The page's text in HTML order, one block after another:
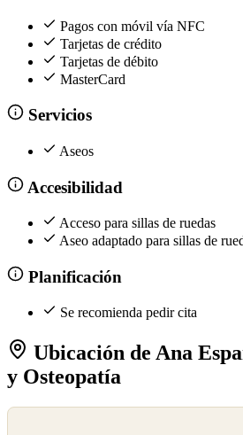
Pagos con móvil vía NFC
Tarjetas de crédito
Tarjetas de débito
MasterCard
Servicios
Aseos
Accesibilidad
Acceso para sillas de ruedas
Aseo adaptado para sillas de
Planificación
Se recomienda pedir cita
Ubicación de Ana
y Osteopatía